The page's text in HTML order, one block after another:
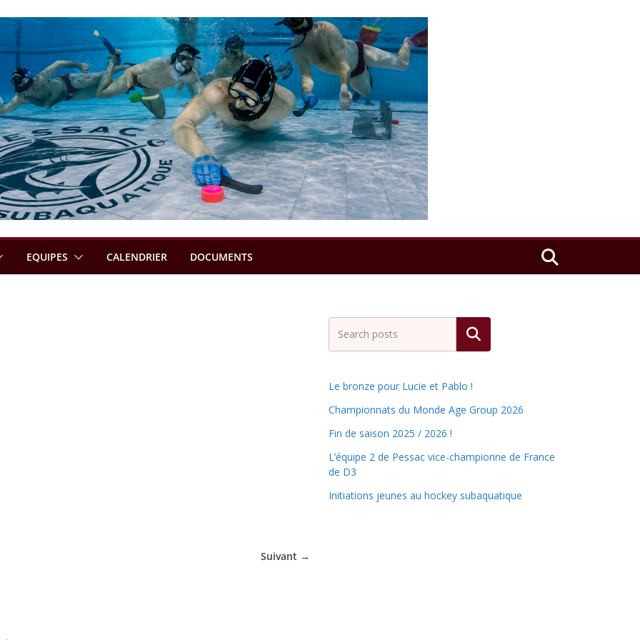
EQUIPES CALENDRIER DOCUMENTS
Suivant →
Rechercher
Le bronze pour Lucie et Pablo !
Championnats du Monde Age Group 2026
Fin de saison 2025 / 2026 !
L’équipe 2 de Pessac vice-championne de France
de D3
Initiations jeunes au hockey subaquatique